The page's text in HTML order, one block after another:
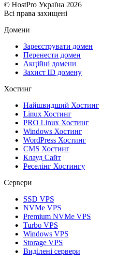
© HostPro Україна 2026
Всі права захищені
Домени
Зареєструвати домен
Перенести домен
Акційні домени
Захист ID домену
Хостинг
Найшвидший Хостинг
Linux Хостинг
PRO Linux Хостинг
Windows Хостинг
WordPress Хостинг
CMS Хостинг
Клауд Сайт
Реселінг Хостингу
Сервери
SSD VPS
NVMe VPS
Premium NVMe VPS
Turbo VPS
Windows VPS
Storage VPS
Виділені сервери